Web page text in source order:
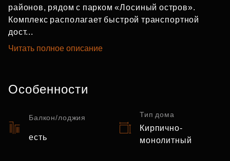
районов, рядом с парком «Лосиный остров».
Комплекс располагает быстрой транспортной
дост...
Читать полное описание
Особенности
Балкон/лоджия
есть
Тип дома
Кирпично-
монолитный